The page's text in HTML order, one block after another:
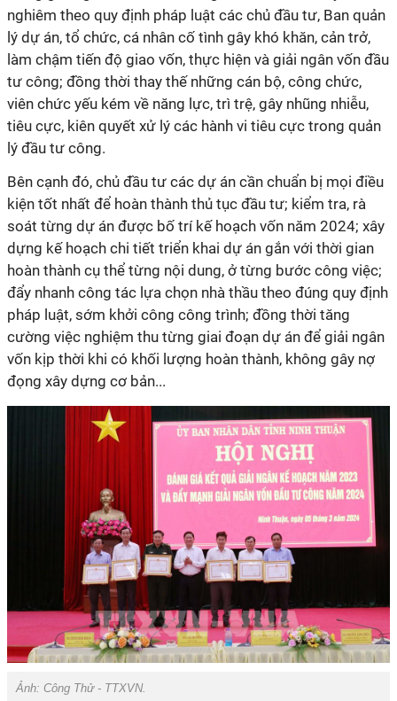
nghiêm theo quy định pháp luật các chủ đầu tư, Ban quản
lý dự án, tổ chức, cá nhân cố tình gây khó khăn, cản trở,
làm chậm tiến độ giao vốn, thực hiện và giải ngân vốn đầu
tư công; đồng thời thay thế những cán bộ, công chức,
viên chức yếu kém về năng lực, trì trệ, gây nhũng nhiễu,
tiêu cực, kiên quyết xử lý các hành vi tiêu cực trong quản
lý đầu tư công.
Bên cạnh đó, chủ đầu tư các dự án cần chuẩn bị mọi điều
kiện tốt nhất để hoàn thành thủ tục đầu tư; kiểm tra, rà
soát từng dự án được bố trí kế hoạch vốn năm 2024; xây
dựng kế hoạch chi tiết triển khai dự án gắn với thời gian
hoàn thành cụ thể từng nội dung, ở từng bước công việc;
đẩy nhanh công tác lựa chọn nhà thầu theo đúng quy định
pháp luật, sớm khởi công công trình; đồng thời tăng
cường việc nghiệm thu từng giai đoạn dự án để giải ngân
vốn kịp thời khi có khối lượng hoàn thành, không gây nợ
đọng xây dựng cơ bản...
Ảnh: Công Thử - TTXVN.